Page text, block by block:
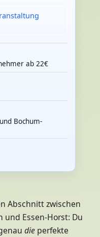
Abschnitt zwischen
Essen-Horst: Du
die perfekte
ab 22€
Bochum-